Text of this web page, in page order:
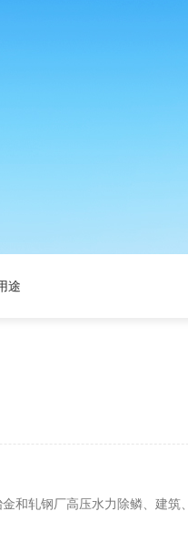
途
和轧钢厂高压水力除鳞、建